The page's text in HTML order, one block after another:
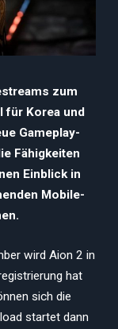
zum
für Korea und
Gameplay-
Fähigkeiten
Einblick in
Mobile-
wird Aion 2 in
hat
sich die
startet dann